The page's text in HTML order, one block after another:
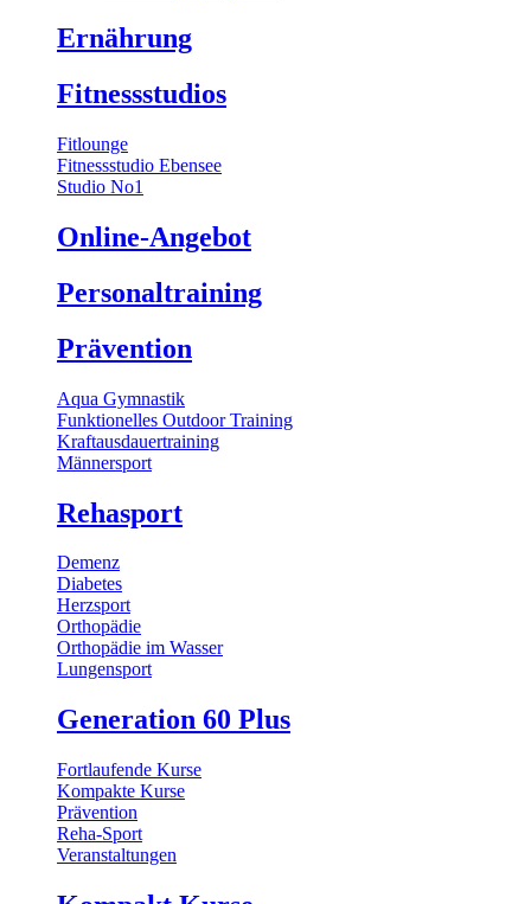
Ernährung
Fitnessstudios
Fitlounge
Fitnessstudio Ebensee
Studio No1
Online-Angebot
Personaltraining
Prävention
Aqua Gymnastik
Funktionelles Outdoor Training
Kraftausdauertraining
Männersport
Rehasport
Demenz
Diabetes
Herzsport
Orthopädie
Orthopädie im Wasser
Lungensport
Generation 60 Plus
Fortlaufende Kurse
Kompakte Kurse
Prävention
Reha-Sport
Veranstaltungen